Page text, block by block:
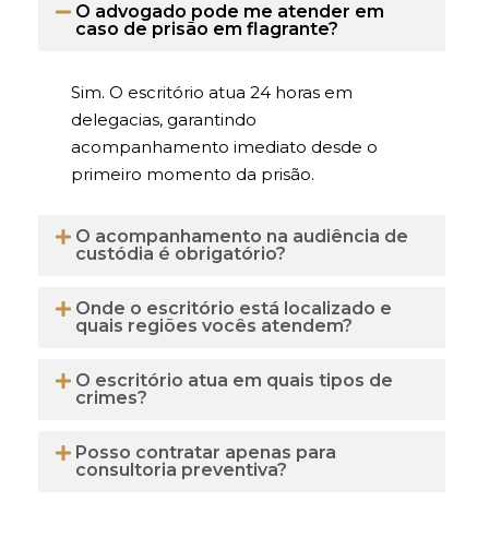
O advogado pode me atender em
caso de prisão em flagrante?
Sim. O escritório atua 24 horas em
delegacias, garantindo
acompanhamento imediato desde o
primeiro momento da prisão.
O acompanhamento na audiência de
custódia é obrigatório?
Onde o escritório está localizado e
quais regiões vocês atendem?
O escritório atua em quais tipos de
crimes?
Posso contratar apenas para
consultoria preventiva?